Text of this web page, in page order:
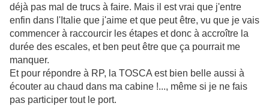
déjà pas mal de trucs à faire. Mais il est vrai que j'entre
enfin dans l'Italie que j'aime et que peut être, vu que je vais
commencer à raccourcir les étapes et donc à accroître la
durée des escales, et ben peut être que ça pourrait me
manquer.
Et pour répondre à RP, la TOSCA est bien belle aussi à
écouter au chaud dans ma cabine !..., même si je ne fais
pas participer tout le port.